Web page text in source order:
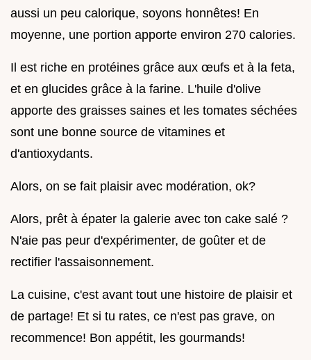
aussi un peu calorique, soyons honnêtes! En
moyenne, une portion apporte environ 270 calories.
Il est riche en protéines grâce aux œufs et à la feta,
et en glucides grâce à la farine. L'huile d'olive
apporte des graisses saines et les tomates séchées
sont une bonne source de vitamines et
d'antioxydants.
Alors, on se fait plaisir avec modération, ok?
Alors, prêt à épater la galerie avec ton cake salé ?
N'aie pas peur d'expérimenter, de goûter et de
rectifier l'assaisonnement.
La cuisine, c'est avant tout une histoire de plaisir et
de partage! Et si tu rates, ce n'est pas grave, on
recommence! Bon appétit, les gourmands!